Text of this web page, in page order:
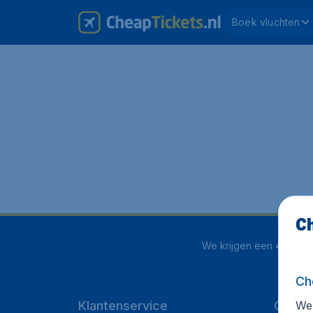
Boek vluchten
We krijgen een 4 uit 5
Klantenservice